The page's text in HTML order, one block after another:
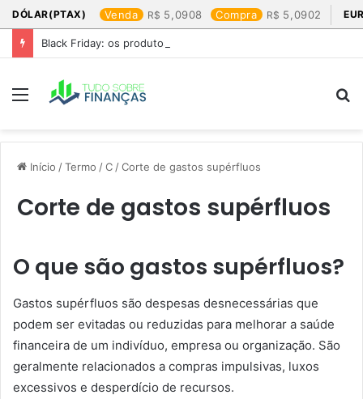
DÓLAR(PTAX) Venda 5,0908 Compra 5,0902
Black Friday: os produtos que mais valem a pena
Menu
Início /Termo /C /Corte de gastos supérfluos
Corte de gastos supérfluos
O que são gastos supérfluos?
Gastos supérfluos são despesas desnecessárias que
podem ser evitadas ou reduzidas para melhorar a saúde
financeira de um indivíduo, empresa ou organização. São
geralmente relacionados a compras impulsivas, luxos
excessivos e desperdício de recursos.